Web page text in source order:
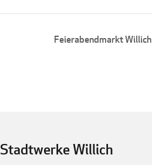
Feierabendmarkt Willich
Stadtwerke Willich